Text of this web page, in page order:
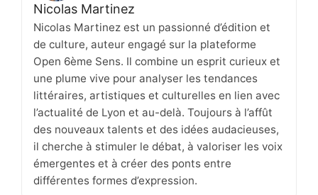
Nicolas Martinez
Nicolas Martinez est un passionné d’édition et
de culture, auteur engagé sur la plateforme
Open 6ème Sens. Il combine un esprit curieux et
une plume vive pour analyser les tendances
littéraires, artistiques et culturelles en lien avec
l’actualité de Lyon et au-delà. Toujours à l’affût
des nouveaux talents et des idées audacieuses,
il cherche à stimuler le débat, à valoriser les voix
émergentes et à créer des ponts entre
différentes formes d’expression.